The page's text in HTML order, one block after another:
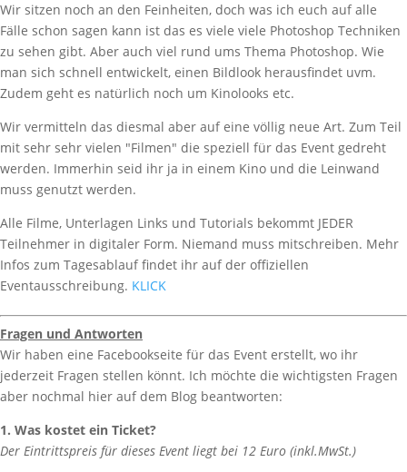
Wir sitzen noch an den Feinheiten, doch was ich euch auf alle
Fälle schon sagen kann ist das es viele viele Photoshop Techniken
zu sehen gibt. Aber auch viel rund ums Thema Photoshop. Wie
man sich schnell entwickelt, einen Bildlook herausfindet uvm.
Zudem geht es natürlich noch um Kinolooks etc.
Wir vermitteln das diesmal aber auf eine völlig neue Art. Zum Teil
mit sehr sehr vielen "Filmen" die speziell für das Event gedreht
werden. Immerhin seid ihr ja in einem Kino und die Leinwand
muss genutzt werden.
Alle Filme, Unterlagen Links und Tutorials bekommt JEDER
Teilnehmer in digitaler Form. Niemand muss mitschreiben. Mehr
Infos zum Tagesablauf findet ihr auf der offiziellen
Eventausschreibung. KLICK
Fragen und Antworten
Wir haben eine Facebookseite für das Event erstellt, wo ihr
jederzeit Fragen stellen könnt. Ich möchte die wichtigsten Fragen
aber nochmal hier auf dem Blog beantworten:
1. Was kostet ein Ticket?
Der Eintrittspreis für dieses Event liegt bei 12 Euro (inkl.MwSt.)